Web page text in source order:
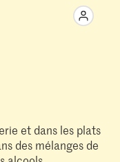
et dans les plats
des mélanges de